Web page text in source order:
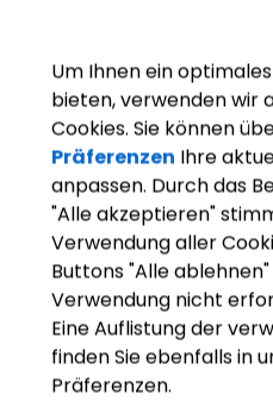
Freitag*
12:00 Uhr
Um Ihnen ein
bieten, verwenden wir
Cookies. Sie können
Präferenzen Ihre
anpassen. Durch das
"Alle akzeptieren"
Verwendung aller
Buttons "Alle
Verwendung nicht
Eine Auflistung der
finden Sie ebenfalls in
Präferenzen.